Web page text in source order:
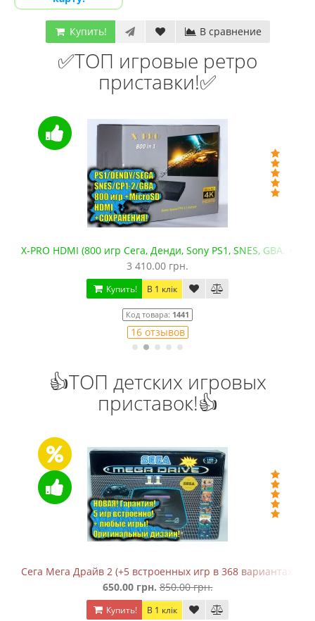
Купить! В сравнение
✅ТОП игровые ретро
приставки!✅
X-PRO HDMI (800 игр Сега, Денди, Sony PS1, SNES, GBA.
3 410.00 грн.
Купить! В 1 клік
Код товара: 1441
16 отзывов
👍ТОП детских игровых
приставок!👍
Сега Мега Драйв 2 (+5 встроенных игр в 368 вариантах)
650.00 грн. 850.00 грн.
Купить! В 1 клік